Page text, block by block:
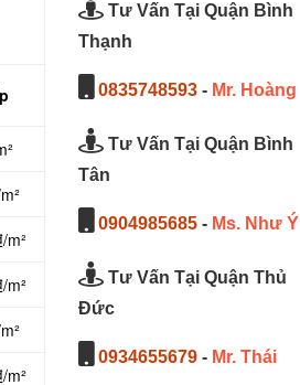
m²
m²
m²
Tư Vấn Tại Quận Bình
Thạnh
0835748593 - Mr. Hoàng
Tư Vấn Tại Quận Bình
Tân
0904985685 - Ms. Như Ý
Tư Vấn Tại Quận Thủ
Đức
0934655679 - Mr. Thái